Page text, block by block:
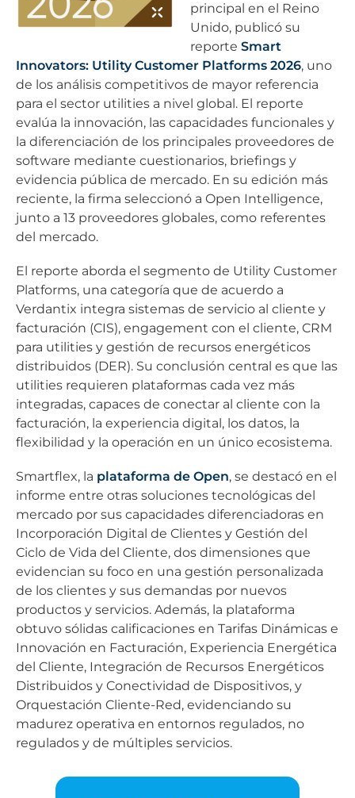
principal en el Reino
Unido, publicó su
reporte Smart
Innovators: Utility Customer Platforms 2026, uno
de los análisis competitivos de mayor referencia
para el sector utilities a nivel global. El reporte
evalúa la innovación, las capacidades funcionales y
la diferenciación de los principales proveedores de
software mediante cuestionarios, briefings y
evidencia pública de mercado. En su edición más
reciente, la firma seleccionó a Open Intelligence,
junto a 13 proveedores globales, como referentes
del mercado.
El reporte aborda el segmento de Utility Customer
Platforms, una categoría que de acuerdo a
Verdantix integra sistemas de servicio al cliente y
facturación (CIS), engagement con el cliente, CRM
para utilities y gestión de recursos energéticos
distribuidos (DER). Su conclusión central es que las
utilities requieren plataformas cada vez más
integradas, capaces de conectar al cliente con la
facturación, la experiencia digital, los datos, la
flexibilidad y la operación en un único ecosistema.
Smartflex, la plataforma de Open, se destacó en el
informe entre otras soluciones tecnológicas del
mercado por sus capacidades diferenciadoras en
Incorporación Digital de Clientes y Gestión del
Ciclo de Vida del Cliente, dos dimensiones que
evidencian su foco en una gestión personalizada
de los clientes y sus demandas por nuevos
productos y servicios. Además, la plataforma
obtuvo sólidas calificaciones en Tarifas Dinámicas e
Innovación en Facturación, Experiencia Energética
del Cliente, Integración de Recursos Energéticos
Distribuidos y Conectividad de Dispositivos, y
Orquestación Cliente-Red, evidenciando su
madurez operativa en entornos regulados, no
regulados y de múltiples servicios.